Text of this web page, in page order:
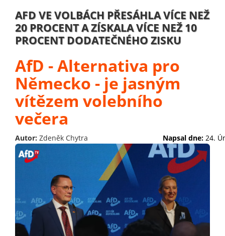
AFD VE VOLBÁCH PŘESÁHLA VÍCE NEŽ
20 PROCENT A ZÍSKALA VÍCE NEŽ 10
PROCENT DODATEČNÉHO ZISKU
AfD - Alternativa pro
Německo - je jasným
vítězem volebního
večera
Autor: Zdeněk Chytra Napsal dne: 24.